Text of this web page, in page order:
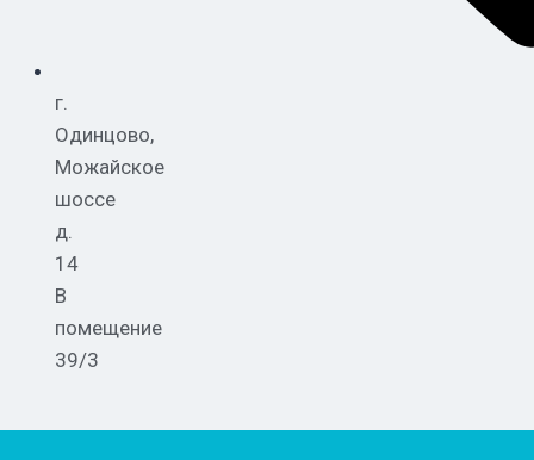
г.
Одинцово,
Можайское
шоссе
д.
14
В
помещение
39/3